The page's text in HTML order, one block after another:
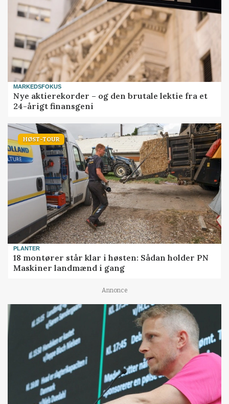
MARKEDSFOKUS
Nye aktierekorder – og den brutale lektie fra et
24-årigt finansgeni
HØST-TOUR
PLANTER
18 montører står klar i høsten: Sådan holder PN
Maskiner landmænd i gang
Annonce